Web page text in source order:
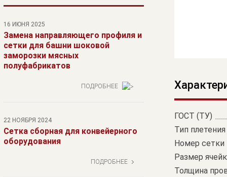
16 ИЮНЯ 2025
Замена направляющего профиля и
сетки для башни шоковой
заморозки мясных
полуфабрикатов
ПОДРОБНЕЕ
22 НОЯБРЯ 2024
Сетка сборная для конвейерного
оборудования
ПОДРОБНЕЕ
ГОСТ (ТУ)
Тип плетения
Номер сетки
Размер
Толщина